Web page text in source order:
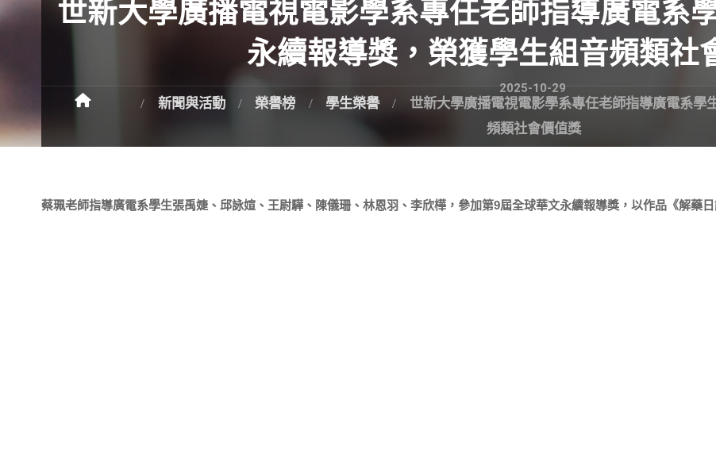
世新大學廣播電視電影學系專任老師指導廣電系
永續報導獎，榮獲學生組音頻類社
2025-10-29
新聞與活動 榮譽榜 學生榮譽
世新大學廣播電視電影學系專任老師指導廣電系
頻類社會價值獎
蔡珮老師指導廣電系學生張禹婕、邱詠媗、王尉驊、陳儀珊、林恩羽、李欣樺，參加第9屆全球華文永續報導獎，以作品《解藥